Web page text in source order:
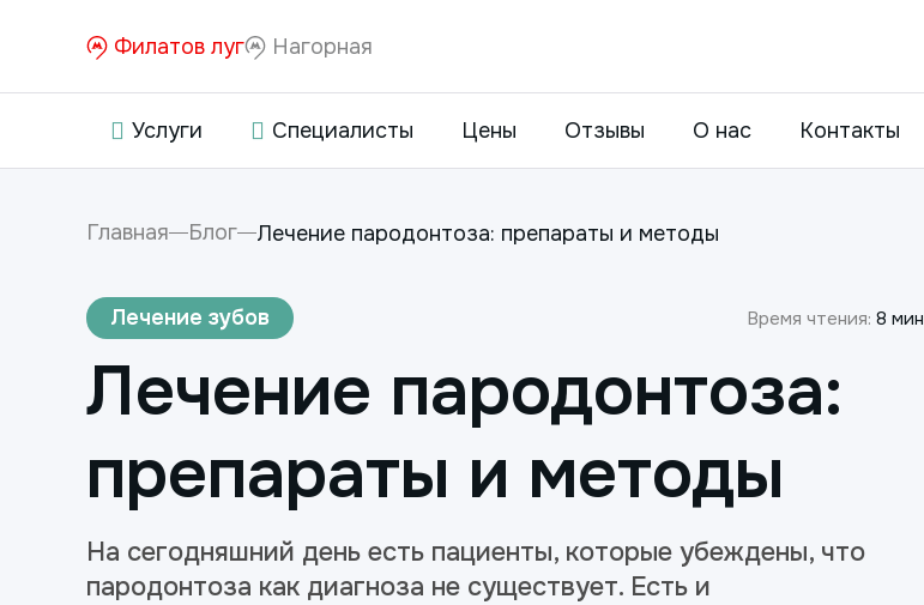
Филатов луг Нагорная
Услуги Специалисты Цены Отзывы О нас Контакты
Главная Блог Лечение пародонтоза: препараты и методы
Лечение зубов Время чтения: 8 мин
Лечение пародонтоза:
препараты и методы
На сегодняшний день есть пациенты, которые убеждены, что
пародонтоза как диагноза не существует. Есть и